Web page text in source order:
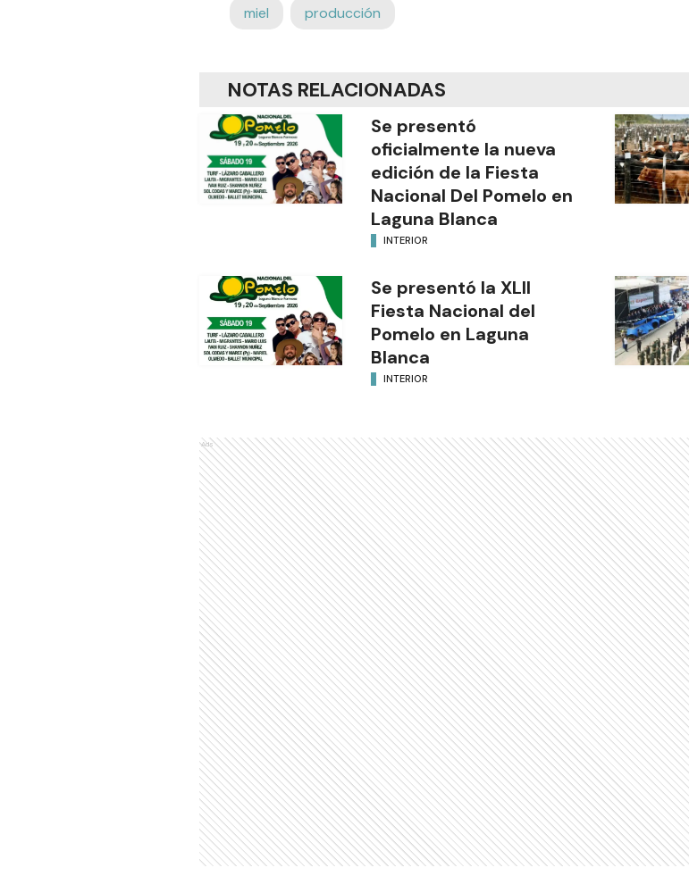
miel producción
NOTAS RELACIONADAS
Se presentó
oficialmente la nueva
edición de la Fiesta
Nacional Del Pomelo en
Laguna Blanca
INTERIOR
Se presentó la XLII
Fiesta Nacional del
Pomelo en Laguna
Blanca
INTERIOR
Ads